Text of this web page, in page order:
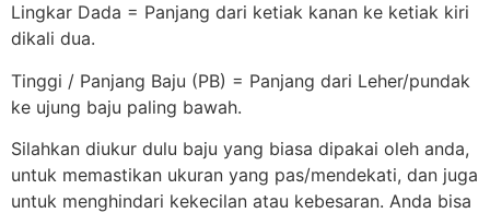
Lingkar Dada = Panjang dari ketiak kanan ke ketiak kiri
dikali dua.
Tinggi / Panjang Baju (PB) = Panjang dari Leher/pundak
ke ujung baju paling bawah.
Silahkan diukur dulu baju yang biasa dipakai oleh anda,
untuk memastikan ukuran yang pas/mendekati, dan juga
untuk menghindari kekecilan atau kebesaran. Anda bisa